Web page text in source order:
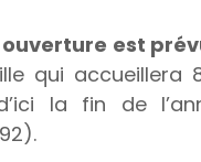
est
qui accueillera
la fin de